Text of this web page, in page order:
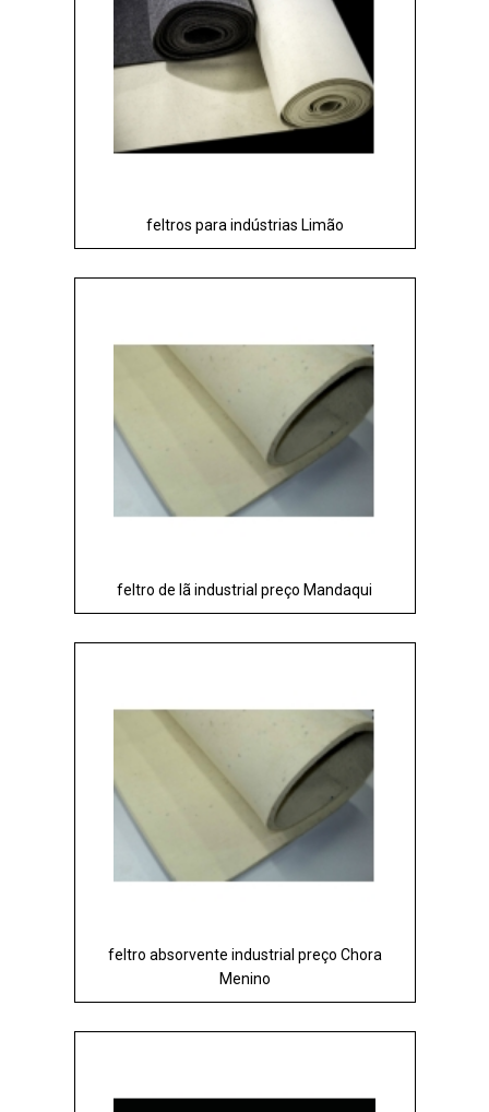
feltros para indústrias Limão
feltro de lã industrial preço Mandaqui
feltro absorvente industrial preço Chora
Menino